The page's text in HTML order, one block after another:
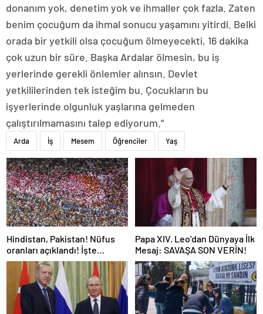
donanım yok, denetim yok ve ihmaller çok fazla. Zaten
benim çocuğum da ihmal sonucu yaşamını yitirdi. Belki
orada bir yetkili olsa çocuğum ölmeyecekti, 16 dakika
çok uzun bir süre. Başka Ardalar ölmesin, bu iş
yerlerinde gerekli önlemler alınsın. Devlet
yetkililerinden tek isteğim bu. Çocukların bu
işyerlerinde olgunluk yaşlarına gelmeden
çalıştırılmamasını talep ediyorum.”
Arda İş Mesem Öğrenciler Yaş
Hindistan, Pakistan! Nüfus
oranları açıklandı! İşte
Dünyanın en kalabalık ülkesi!
Dünya haritası ülkeler!
Papa XIV. Leo’dan Dünyaya İlk
Mesaj: SAVAŞA SON VERİN!